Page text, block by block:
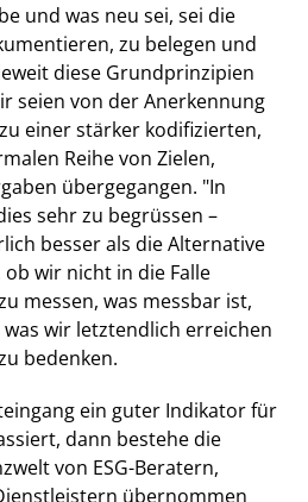
und was neu sei, sei die
zu belegen und
diese Grundprinzipien
seien von der Anerkennung
einer stärker kodifizierten,
Reihe von Zielen,
übergegangen. "In
sehr zu begrüssen –
besser als die Alternative
wir nicht in die Falle
messen, was messbar ist,
wir letztendlich erreichen
bedenken.
ein guter Indikator für
dann bestehe die
von ESG-Beratern,
übernommen